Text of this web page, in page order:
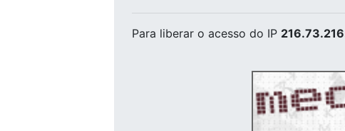
Para liberar o acesso do IP